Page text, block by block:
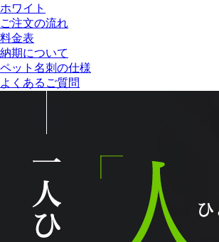
ホワイト
ご注文の流れ
料金表
納期について
ペット名刺の仕様
よくあるご質問